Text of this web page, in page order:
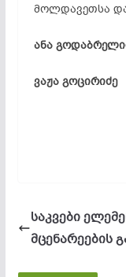
მოლდავეთსა
ანა
ვაჟა გოცირიძე
საკვები
მცენარეების